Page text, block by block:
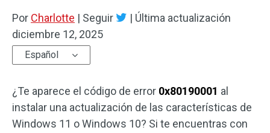
Por Charlotte | Seguir | Última actualización
diciembre 12, 2025
Español
¿Te aparece el código de error 0x80190001 al
instalar una actualización de las características de
Windows 11 o Windows 10? Si te encuentras con